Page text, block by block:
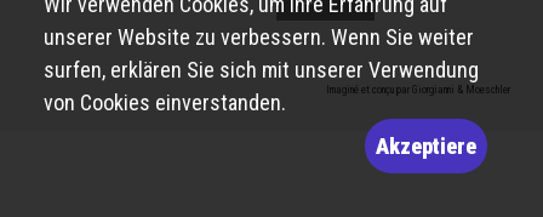
Imaginé et conçu par Giorgianni & Moeschler
unserer Website zu verbessern. Wenn Sie weiter
surfen, erklären Sie sich mit unserer Verwendung
von Cookies einverstanden.
Akzeptiere